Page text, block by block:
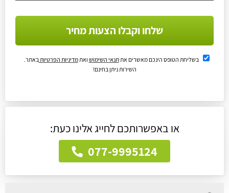
שלחו וקבלו הצעות מחיר
בשליחת הטופס הינכם מאשרים אתתנאי השימוש ואתמדיניות הפרטיות באתר.
השירות ניתן בחינם!
או באפשרותכם לחייג אלינו כעת:
077-9995124